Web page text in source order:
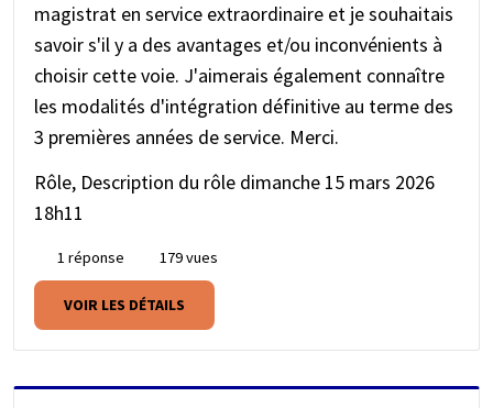
magistrat en service extraordinaire et je souhaitais
savoir s'il y a des avantages et/ou inconvénients à
choisir cette voie. J'aimerais également connaître
les modalités d'intégration définitive au terme des
3 premières années de service. Merci.
Rôle, Description du rôle dimanche 15 mars 2026
18h11
1 réponse 179 vues
VOIR LES DÉTAILS